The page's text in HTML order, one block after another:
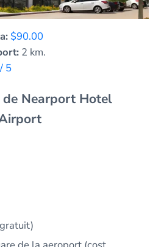
$90.00
2 km.
5
Nearport Hotel